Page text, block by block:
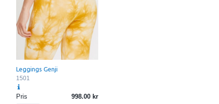
Leggings Genji
1501
Pris 998.00